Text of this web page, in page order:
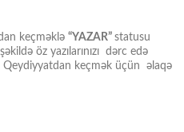
keçməklə “YAZAR” statusu
öz yazılarınızı dərc edə
Qeydiyyatdan keçmək üçün əlaqə